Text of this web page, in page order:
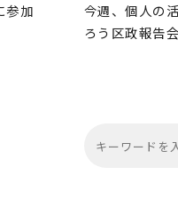
参加
今週、個人の
ろう区政報告